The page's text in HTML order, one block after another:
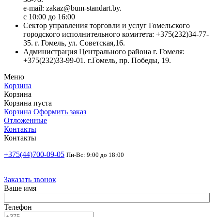
e-mail: zakaz@bum-standart.by.
с 10:00 до 16:00
Сектор управления торговли и услуг Гомельского
городского исполнительного комитета: +375(232)34-77-
35. г. Гомель, ул. Советская,16.
Администрация Центрального района г. Гомеля:
+375(232)33-99-01. г.Гомель, пр. Победы, 19.
Меню
Корзина
Корзина
Корзина пуста
Корзина Оформить заказ
Отложенные
Контакты
Контакты
+375(44)700-09-05 Пн-Вс: 9:00 до 18:00
Заказать звонок
Ваше имя
Телефон